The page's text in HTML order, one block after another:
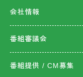
会社情報
番組審議会
番組提供 / CM募集